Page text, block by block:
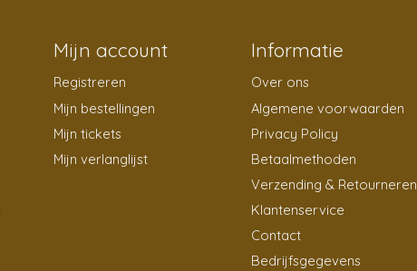
Mijn account
Registreren
Mijn bestellingen
Mijn tickets
Mijn verlanglijst
Informatie
Over ons
Algemene voorwaarden
Privacy Policy
Betaalmethoden
Verzending & Retourneren
Klantenservice
Contact
Bedrijfsgegevens